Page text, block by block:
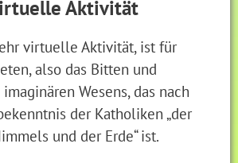
Aktivität
virtuelle Aktivität, ist für
also das Bitten und
Wesens, das nach
der Katholiken „der
und der Erde“ ist.